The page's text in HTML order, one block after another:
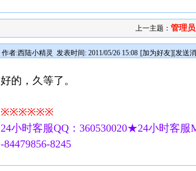
上一主题：管理
作者:西陆小精灵 发表时间: 2011/05/26 15:08 [加为好友][发送
好的，久等了。
※※※※※※
24小时客服QQ：360530020★24小时客
-84479856-8245